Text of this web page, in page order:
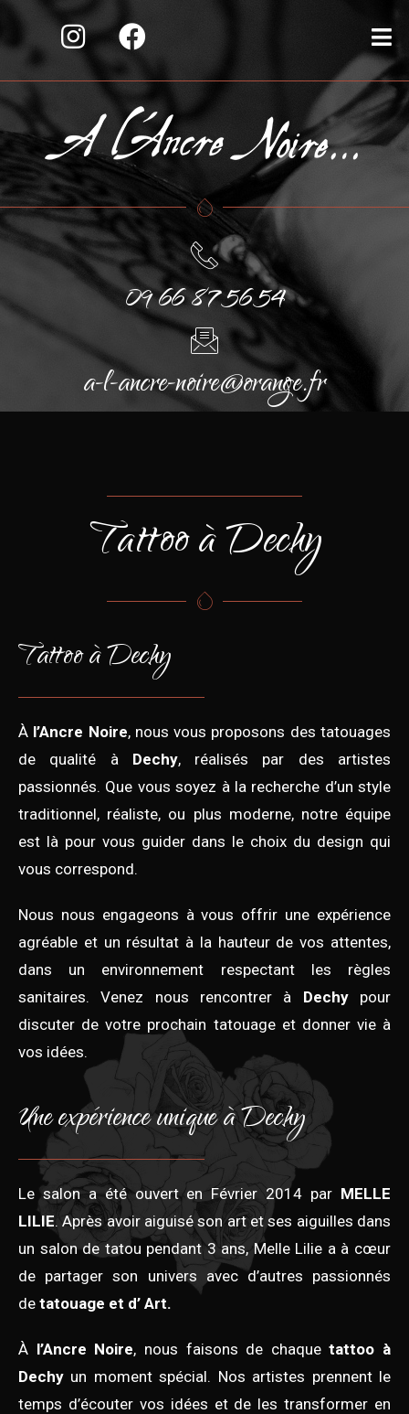
09 66 87 56 54
a-l-ancre-noire@orange.fr
Tattoo à Dechy
Tattoo à Dechy
À l’Ancre Noire, nous vous proposons des tatouages
de qualité à Dechy, réalisés par des artistes
passionnés. Que vous soyez à la recherche d’un style
traditionnel, réaliste, ou plus moderne, notre équipe
est là pour vous guider dans le choix du design qui
vous correspond.
Nous nous engageons à vous offrir une expérience
agréable et un résultat à la hauteur de vos attentes,
dans un environnement respectant les règles
sanitaires. Venez nous rencontrer à Dechy pour
discuter de votre prochain tatouage et donner vie à
vos idées.
Une expérience unique à Dechy
Le salon a été ouvert en Février 2014 par MELLE
LILIE. Après avoir aiguisé son art et ses aiguilles dans
un salon de tatou pendant 3 ans, Melle Lilie a à cœur
de partager son univers avec d’autres passionnés
de tatouage et d’ Art.
À l’Ancre Noire, nous faisons de chaquetattoo à
Dechy un moment spécial. Nos artistes prennent le
temps d’écouter vos idées et de les transformer en